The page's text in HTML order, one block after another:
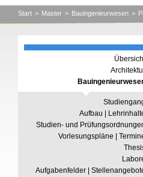
Start > Master > Bauingenieurwesen >
Aufbau |
Studien- und
Vorlesungspläne |
Aufgabenfelder |